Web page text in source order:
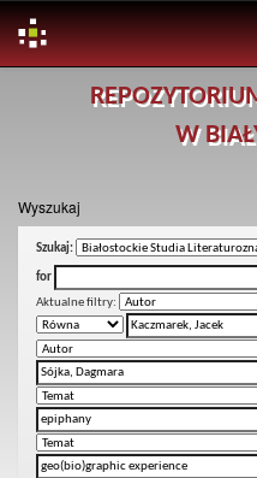
W
Wyszukaj
Szukaj:
for
Aktualne filtry: